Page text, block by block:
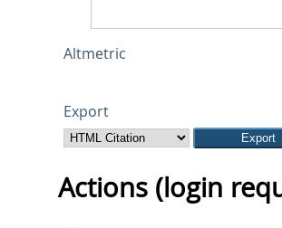
Altmetric
Export
Actions (login